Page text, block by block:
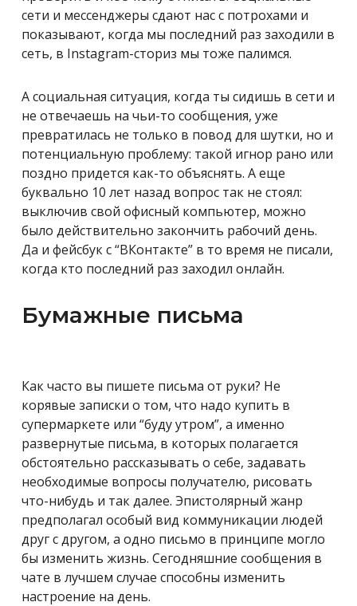
сети и мессенджеры сдают нас с потрохами и
показывают, когда мы последний раз заходили в
сеть, в Instagram-сториз мы тоже палимся.
А социальная ситуация, когда ты сидишь в сети и
не отвечаешь на чьи-то сообщения, уже
превратилась не только в повод для шутки, но и
потенциальную проблему: такой игнор рано или
поздно придется как-то объяснять. А еще
буквально 10 лет назад вопрос так не стоял:
выключив свой офисный компьютер, можно
было действительно закончить рабочий день.
Да и фейсбук с “ВКонтакте” в то время не писали,
когда кто последний раз заходил онлайн.
Бумажные письма
Как часто вы пишете письма от руки? Не
корявые записки о том, что надо купить в
супермаркете или “буду утром”, а именно
развернутые письма, в которых полагается
обстоятельно рассказывать о себе, задавать
необходимые вопросы получателю, рисовать
что-нибудь и так далее. Эпистолярный жанр
предполагал особый вид коммуникации людей
друг с другом, а одно письмо в принципе могло
бы изменить жизнь. Сегодняшние сообщения в
чате в лучшем случае способны изменить
настроение на день.